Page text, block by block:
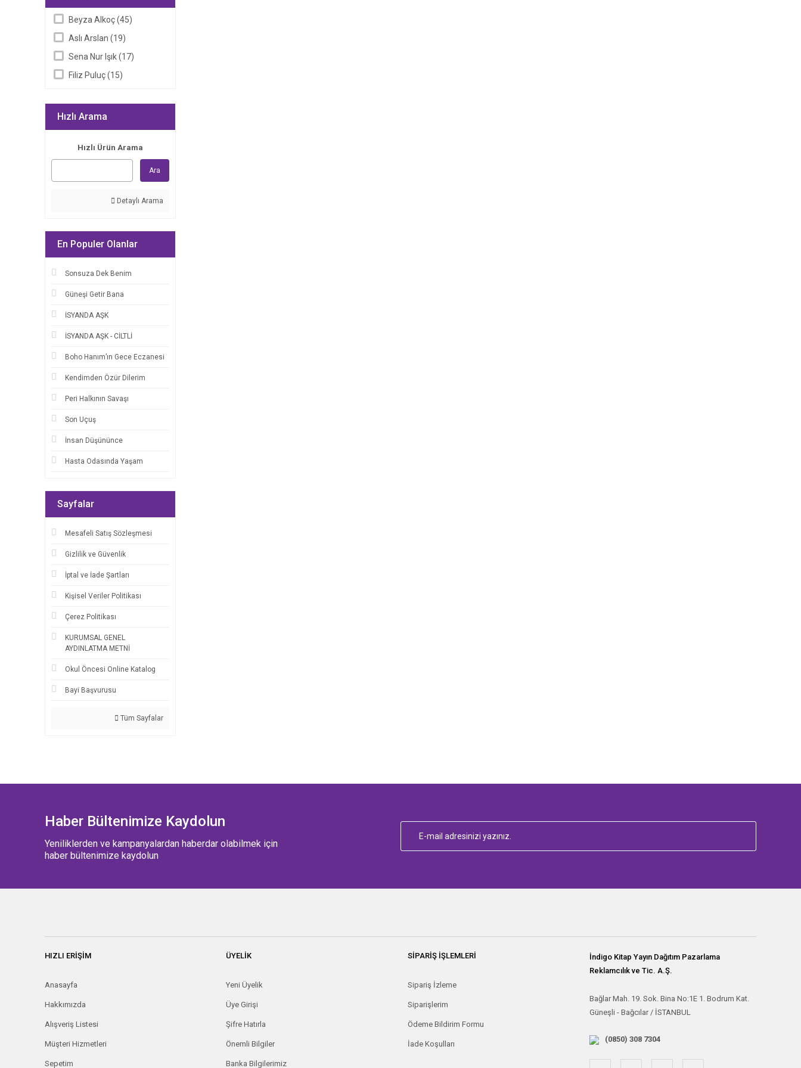
Beyza Alkoç (45)
Aslı Arslan (19)
Sena Nur Işık (17)
Filiz Puluç (15)
Işılca (13)
Stefan Zweig (11)
Miraç Çağrı Aktaş (9)
Şule Avlamaz (8)
Mavisel Yener (6)
Meltem Güner (6)
Sümeyye Koç (6)
Uğur Gökbulut (6)
Adora Yağmur (5)
Büşra Nur (5)
Halil Cibran (5)
Miralles (5)
Işılsu Gültekin (5)
Dilan Durmaz (4)
Jack London (4)
Kolektif (4)
Murat Gülen (4)
Adam Rutherford (2)
Alison Donald , Alex
Willmore (2)
Can Aydoğmuş (2)
Fatih Yağcı (2)
John August (2)
Katie Button (2)
Özge Özder (2)
Samed Behrengi (2)
Amy S. Foster (1)
Andrew Leatherbarrow
(1)
Anton Pavloviç Çehov
(1)
Hızlı Arama
Hızlı Ürün Arama
Ara
Detaylı Arama
En Populer Olanlar
Sonsuza Dek Benim
Güneşi Getir Bana
İSYANDA AŞK
İSYANDA AŞK - CİLTLİ
Boho Hanım’ın Gece Eczanesi
Kendimden Özür Dilerim
Peri Halkının Savaşı
Son Uçuş
İnsan Düşününce
Hasta Odasında Yaşam
Sayfalar
Mesafeli Satış Sözleşmesi
Gizlilik ve Güvenlik
İptal ve İade Şartları
Kişisel Veriler Politikası
Çerez Politikası
KURUMSAL GENEL
AYDINLATMA METNİ
Okul Öncesi Online Katalog
Bayi Başvurusu
Tüm Sayfalar
Haber Bültenimize Kaydolun
Yeniliklerden ve kampanyalardan haberdar olabilmek için
haber bültenimize kaydolun
HIZLI ERİŞİM
Anasayfa
Hakkımızda
Alışveriş Listesi
Müşteri Hizmetleri
Sepetim
ÜYELİK
Yeni Üyelik
Üye Girişi
Şifre Hatırla
Önemli Bilgiler
Banka Bilgilerimiz
SİPARİŞ İŞLEMLERİ
Sipariş İzleme
Siparişlerim
Ödeme Bildirim Formu
İade Koşulları
İndigo Kitap Yayın Dağıtım Pazarlama
Reklamcılık ve Tic. A.Ş.
Bağlar Mah. 19. Sok. Bina No:1E 1. Bodrum Kat.
Güneşli - Bağcılar / İSTANBUL
(0850) 308 7304